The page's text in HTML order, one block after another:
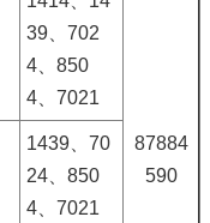
87884
590
39、702
4、850
4、7021
1439、70
24、850
4、7021